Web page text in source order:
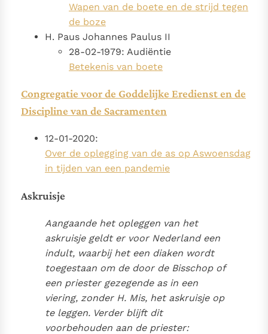
Wapen van de boete en de strijd tegen
de boze
H. Paus Johannes Paulus II
28-02-1979: Audiëntie
Betekenis van boete
Congregatie voor de Goddelijke Eredienst en de
Discipline van de Sacramenten
12-01-2020:
Over de oplegging van de as op Aswoensdag
in tijden van een pandemie
Askruisje
Aangaande het opleggen van het
askruisje geldt er voor Nederland een
indult, waarbij het een diaken wordt
toegestaan om de door de Bisschop of
een priester gezegende as in een
viering, zonder H. Mis, het askruisje op
te leggen. Verder blijft dit
voorbehouden aan de priester: